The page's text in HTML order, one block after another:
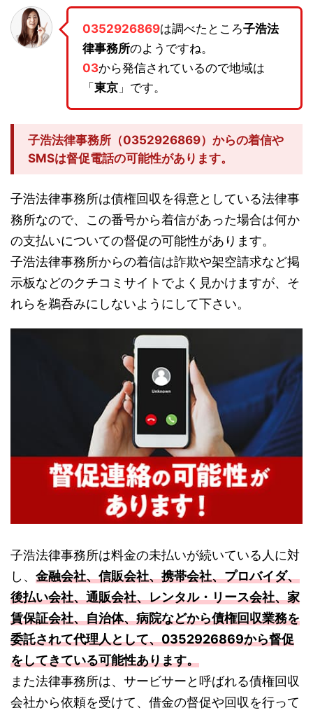
0352926869は調べたところ子浩法
律事務所のようですね。
03から発信されているので地域は
「 東京 」です。
子浩法律事務所（0352926869）からの着信や
SMSは督促電話の可能性があります。
子浩法律事務所は債権回収を得意としている法律事
務所なので、この番号から着信があった場合は何か
の支払いについての督促の可能性があります。
子浩法律事務所からの着信は詐欺や架空請求など掲
示板などのクチコミサイトでよく見かけますが、そ
れらを鵜呑みにしないようにして下さい。
子浩法律事務所は料金の未払いが続いている人に対
し、 金融会社、信販会社、携帯会社、プロバイダ、
後払い会社、通販会社、レンタル・リース会社、家
賃保証会社、自治体、病院などから債権回収業務を
委託されて代理人として、0352926869から督促
をしてきている可能性あります。
また法律事務所は、サービサーと呼ばれる債権回収
会社から依頼を受けて、借金の督促や回収を行って